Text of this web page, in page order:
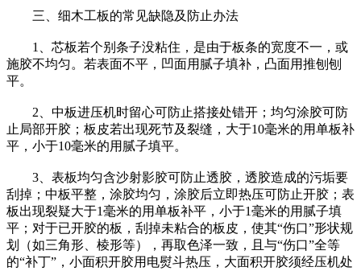
三、细木工板的常见缺隐及防止办法
1、芯板若个别条子没粘住，是由于板条的宽度不一，或
施胶不均匀。若表面不平，凹面用腻子填补，凸面用推刨刨
平。
2、中板进压机时留心可防止搭接处错开；均匀涂胶可防
止局部开胶；板皮若出现死节及裂缝，大于10毫米的用单板补
平，小于10毫米的用腻子填平。
3、表板均匀含沙射影胶可防止透胶，透胶造成的污垢要
刮掉；中板平整，涂胶均匀，涂胶后立即热压可防止开胶；表
板出现裂疑大于1毫米的用单板补平，小于1毫米的用腻子填
平；对于已开胶的板，刮掉未粘合的板皮，使其“伤口”形状规
划（如三角形、棱形等），再取色泽一致，且与“伤口”全等
的“补丁”，小面积开胶用电熨斗热压，大面积开胶须经压机处